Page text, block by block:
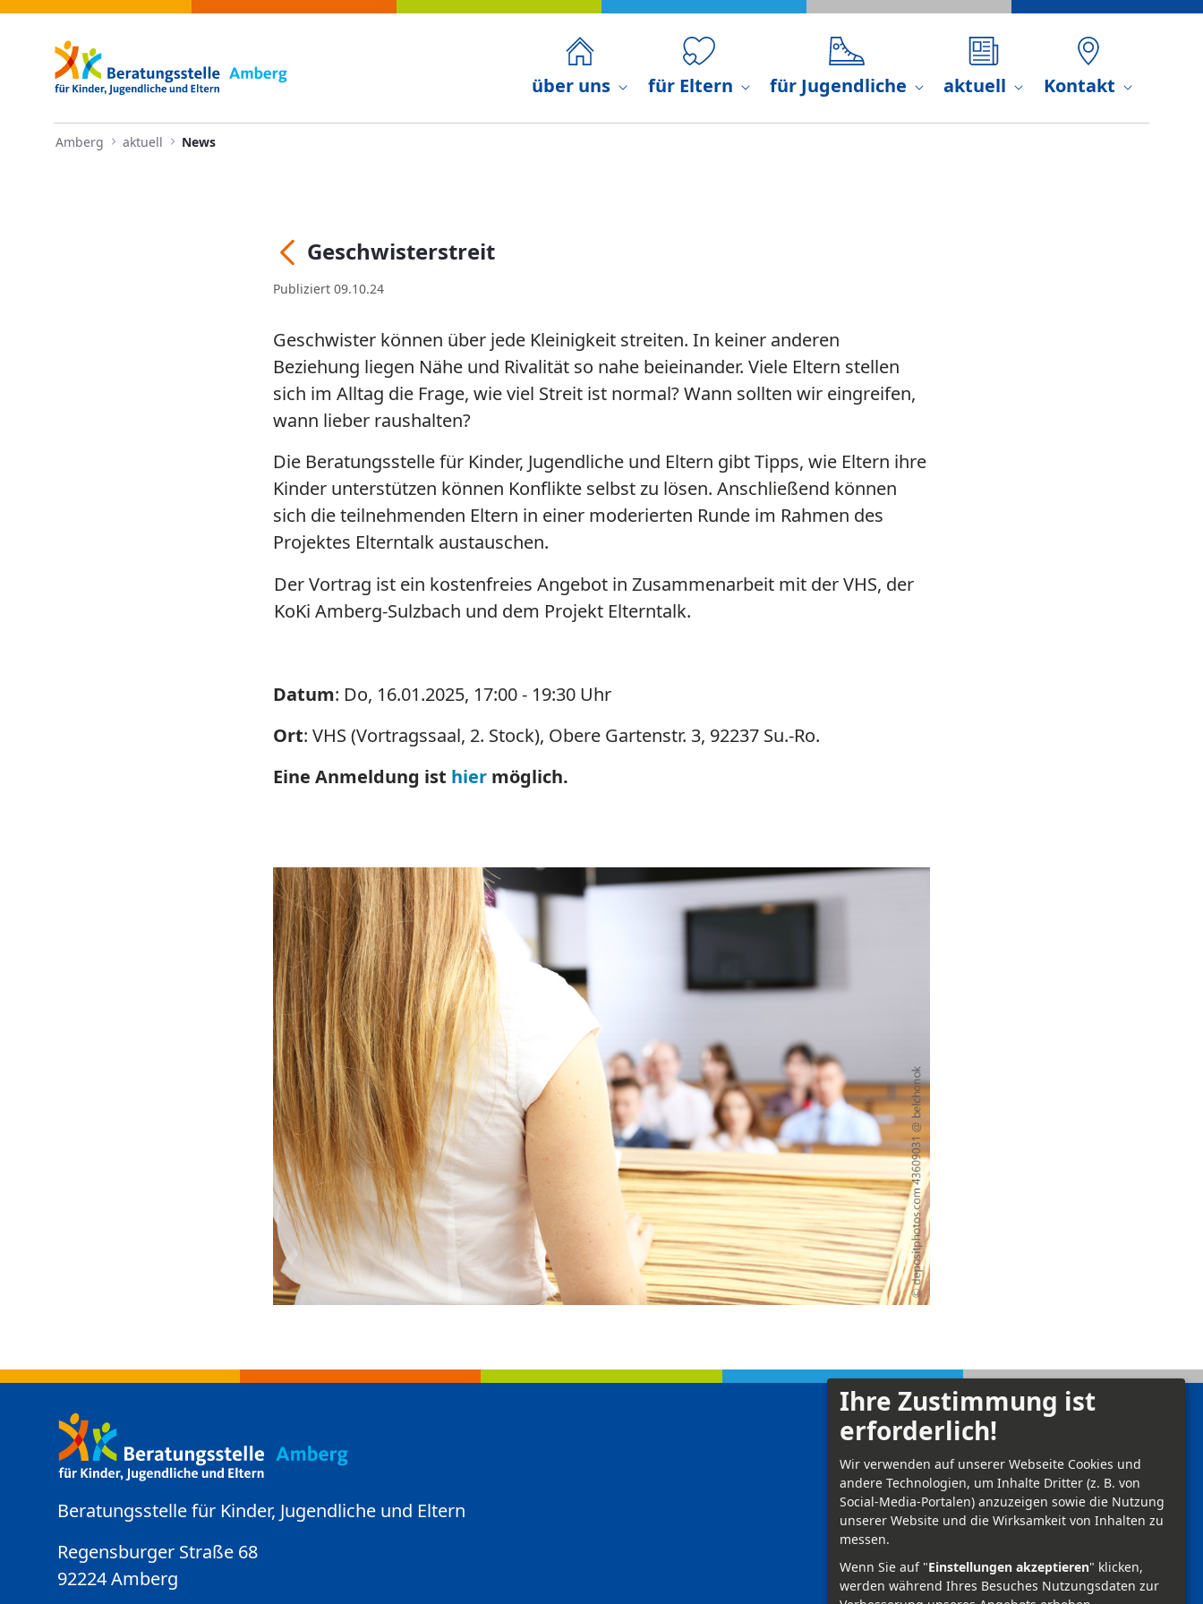
Navigation
Zum Inhalt springen
Geschwisterstreit - Amberg
über uns für Eltern für Jugendliche aktuell Kontakt
Amberg aktuell News
Geschwisterstreit
Publiziert 09.10.24
Geschwister können über jede Kleinigkeit streiten. In keiner anderen
Beziehung liegen Nähe und Rivalität so nahe beieinander. Viele Eltern stellen
sich im Alltag die Frage, wie viel Streit ist normal? Wann sollten wir eingreifen,
wann lieber raushalten?
Die Beratungsstelle für Kinder, Jugendliche und Eltern gibt Tipps, wie Eltern ihre
Kinder unterstützen können Konflikte selbst zu lösen. Anschließend können
sich die teilnehmenden Eltern in einer moderierten Runde im Rahmen des
Projektes Elterntalk austauschen.
Der Vortrag ist ein kostenfreies Angebot in Zusammenarbeit mit der VHS, der
KoKi Amberg-Sulzbach und dem Projekt Elterntalk.
Datum: Do, 16.01.2025, 17:00 - 19:30 Uhr
Ort: VHS (Vortragssaal, 2. Stock), Obere Gartenstr. 3, 92237 Su.-Ro.
Eine Anmeldung ist hier möglich.
Beratungsstelle für Kinder, Jugendliche und Eltern
Regensburger Straße 68
92224 Amberg
Kontakt
Impressum
Datenschutz
Anmelden
Ihre Zustimmung ist
erforderlich!
Wir verwenden auf unserer Webseite Cookies und
andere Technologien, um Inhalte Dritter (z. B. von
Social-Media-Portalen) anzuzeigen sowie die Nutzung
unserer Website und die Wirksamkeit von Inhalten zu
messen.
Wenn Sie auf "Einstellungen akzeptieren" klicken,
werden während Ihres Besuches Nutzungsdaten zur